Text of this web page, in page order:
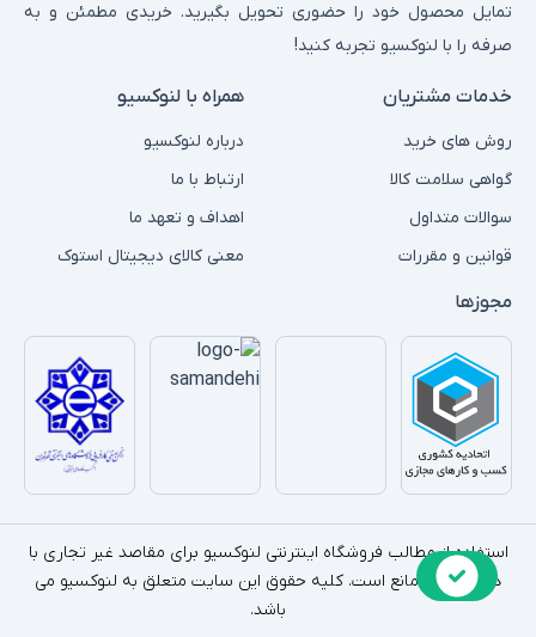
تمایل محصول خود را حضوری تحویل بگیرید. خریدی مطمئن و به
صرفه را با لنوکسیو تجربه کنید!
خدمات مشتریان
روش های خرید
گواهی سلامت کالا
سوالات متداول
قوانین و مقررات
همراه با لنوکسیو
درباره لنوکسیو
ارتباط با ما
اهداف و تعهد ما
معنی کالای دیجیتال استوک
مجوزها
استفاده از مطالب فروشگاه اینترنتی لنوکسیو برای مقاصد غیر تجاری با
ذکر منبع بلامانع است. کلیه حقوق این سایت متعلق به لنوکسیو می
باشد.